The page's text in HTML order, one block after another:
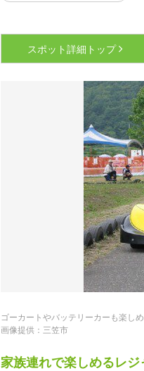
スポット詳細 トップ
ゴーカートやバッテリーカーも楽し
画像提供：三笠市
家族連れで楽しめるレジ